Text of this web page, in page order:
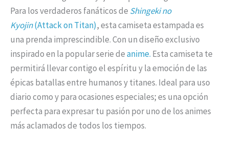
Para los verdaderos fanáticos de Shingeki no
Kyojin(Attack on Titan), esta camiseta estampada es
una prenda imprescindible. Con un diseño exclusivo
inspirado en la popular serie deanime. Esta camiseta te
permitirá llevar contigo el espíritu y la emoción de las
épicas batallas entre humanos y titanes. Ideal para uso
diario como y para ocasiones especiales; es una opción
perfecta para expresar tu pasión por uno de los animes
más aclamados de todos los tiempos.